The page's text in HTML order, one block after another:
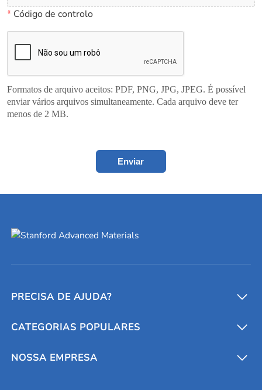
*Código de controlo
Formatos de arquivo aceitos: PDF, PNG, JPG, JPEG. É possível
enviar vários arquivos simultaneamente. Cada arquivo deve ter
menos de 2 MB.
Enviar
PRECISA DE AJUDA?
Conversores e calculadoras
Entre em contato conosco
CATEGORIAS POPULARES
Metais refratários
NOSSA EMPRESA